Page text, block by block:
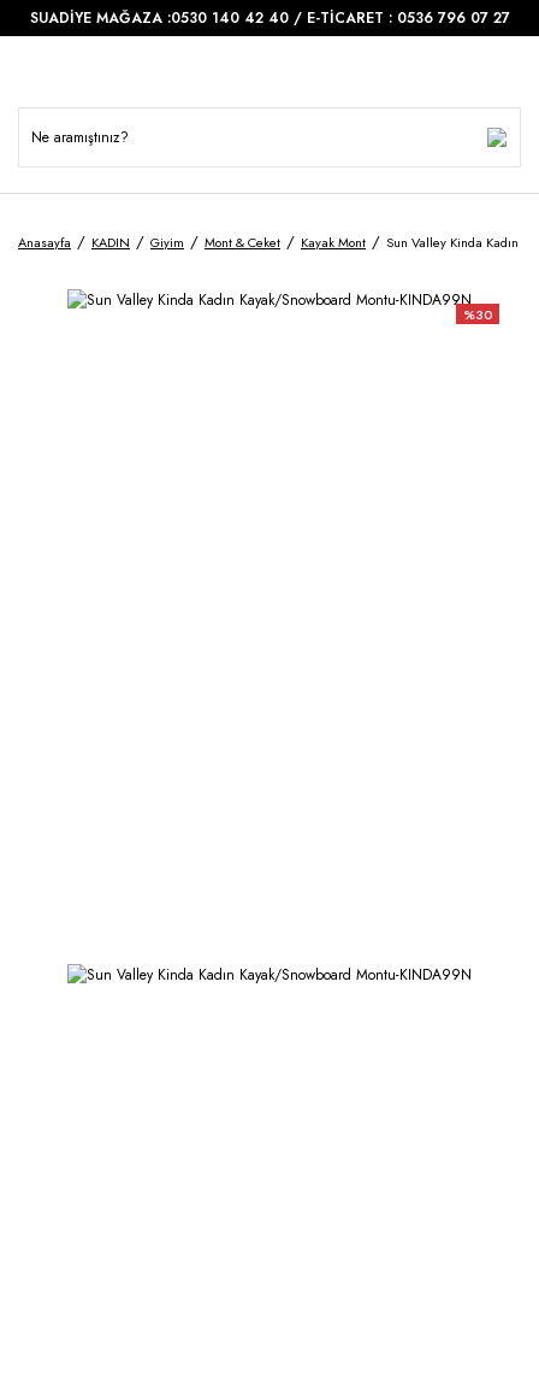
SUADİYE MAĞAZA :0530 140 42 40 / E-TİCARET : 0536 796 07 27
Anasayfa KADIN Giyim Mont & Ceket Kayak Mont Sun Valley Kinda Kadın
%30